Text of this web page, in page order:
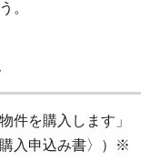
。
件を購入します」
入申込み書〉）※